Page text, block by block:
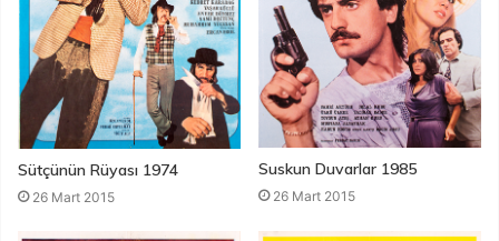
Sütçünün Rüyası 1974
26 Mart 2015
Suskun Duvarlar 1985
26 Mart 2015